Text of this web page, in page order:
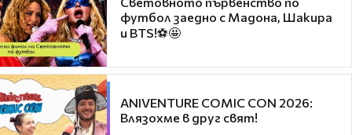
футбол заедно с Мадона, Шакира
и BTS!⚽🤩
ANIVENTURE COMIC CON 2026:
Влязохме в друг свят!